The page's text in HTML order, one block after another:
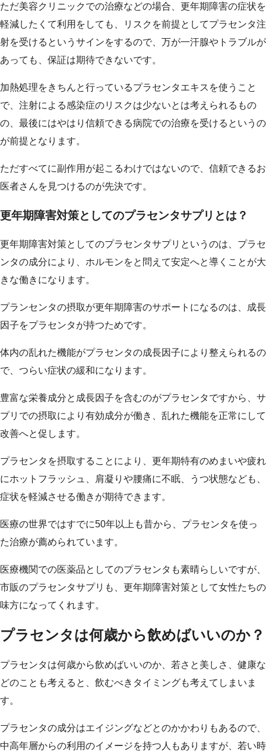
ただ美容クリニックでの治療などの場合、更年期障害の症状を
軽減したくて利用をしても、リスクを前提としてプラセンタ注
射を受けるというサインをするので、万が一汗腺やトラブルが
あっても、保証は期待できないです。
加熱処理をきちんと行っているプラセンタエキスを使うこと
で、注射による感染症のリスクは少ないとは考えられるもの
の、最後にはやはり信頼できる病院での治療を受けるというの
が前提となります。
ただすべてに副作用が起こるわけではないので、信頼できるお
医者さんを見つけるのが先決です。
更年期障害対策としてのプラセンタサプリとは？
更年期障害対策としてのプラセンタサプリというのは、プラセ
ンタの成分により、ホルモンをと問えて安定へと導くことが大
きな働きになります。
プランセンタの摂取が更年期障害のサポートになるのは、成長
因子をプラセンタが持つためです。
体内の乱れた機能がプラセンタの成長因子により整えられるの
で、つらい症状の緩和になります。
豊富な栄養成分と成長因子を含むのがプラセンタですから、サ
プリでの摂取により有効成分が働き、乱れた機能を正常にして
改善へと促します。
プラセンタを摂取することにより、更年期特有のめまいや疲れ
にホットフラッシュ、肩凝りや腰痛に不眠、うつ状態なども、
症状を軽減させる働きが期待できます。
医療の世界ではすでに50年以上も昔から、プラセンタを使っ
た治療が薦められています。
医療機関での医薬品としてのプラセンタも素晴らしいですが、
市販のプラセンタサプリも、更年期障害対策として女性たちの
味方になってくれます。
プラセンタは何歳から飲めばいいのか？
プラセンタは何歳から飲めばいいのか、若さと美しさ、健康な
どのことも考えると、飲むべきタイミングも考えてしまいま
す。
プラセンタの成分はエイジングなどとのかかわりもあるので、
中高年層からの利用のイメージを持つ人もありますが、若い時